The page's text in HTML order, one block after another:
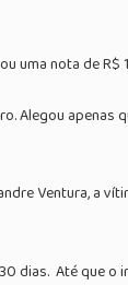
nota de
Alegou apenas
Ventura, a
Até que